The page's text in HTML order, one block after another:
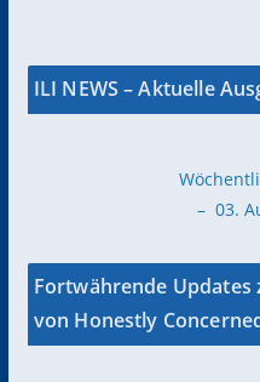
ILI NEWS – Aktuelle
– 03.
Fortwährende
von Honestly